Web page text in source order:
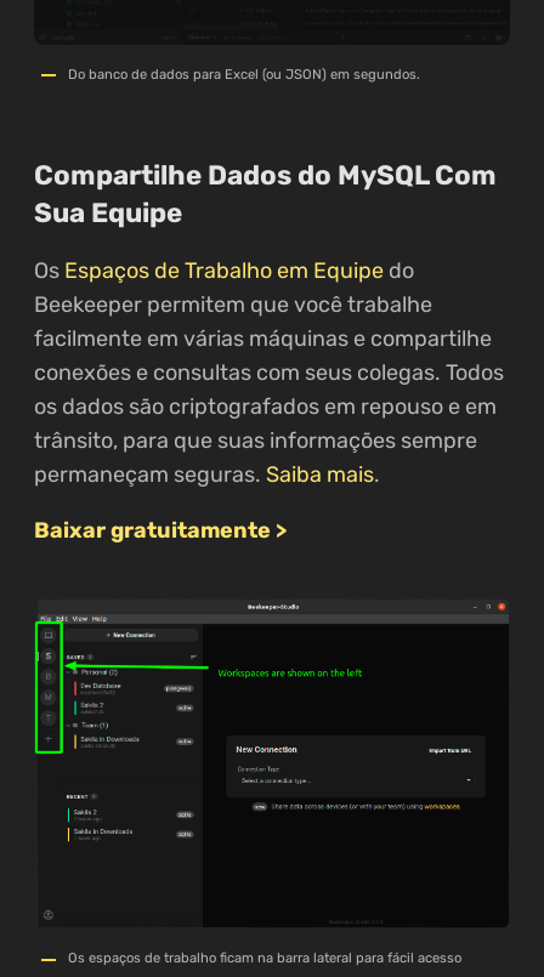
Do banco de dados para Excel (ou JSON) em segundos.
Compartilhe Dados do MySQL Com
Sua Equipe
Os Espaços de Trabalho em Equipe do
Beekeeper permitem que você trabalhe
facilmente em várias máquinas e compartilhe
conexões e consultas com seus colegas. Todos
os dados são criptografados em repouso e em
trânsito, para que suas informações sempre
permaneçam seguras. Saiba mais.
Baixar gratuitamente >
Os espaços de trabalho ficam na barra lateral para fácil acesso